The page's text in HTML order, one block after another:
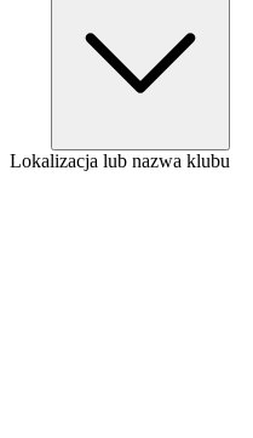
Lokalizacja lub nazwa klubu